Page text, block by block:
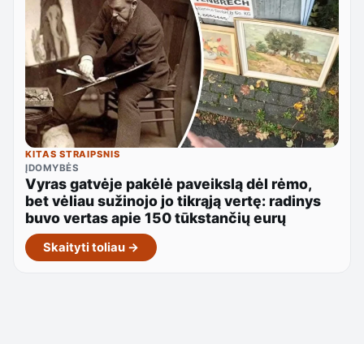
KITAS STRAIPSNIS
ĮDOMYBĖS
Vyras gatvėje pakėlė paveikslą dėl rėmo,
bet vėliau sužinojo jo tikrąją vertę: radinys
buvo vertas apie 150 tūkstančių eurų
Skaityti toliau →